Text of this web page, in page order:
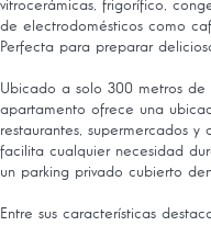
vitrocerámicas, frigorífico,
de electrodomésticos como
Perfecta para preparar
Ubicado a solo 300 metros de
apartamento ofrece una
restaurantes, supermercados
facilita cualquier necesidad
un parking privado cubierto
Entre sus características